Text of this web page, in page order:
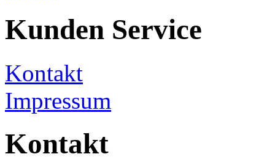
Kunden Service
Kontakt
Impressum
Kontakt